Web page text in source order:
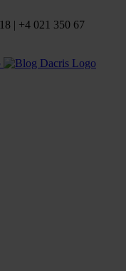
| +4 021 350 67